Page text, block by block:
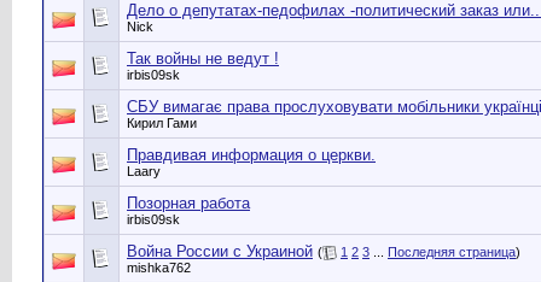
Дело о депутатах-педофилах -политический заказ
Nick
Так войны не ведут !
irbis09sk
СБУ вимагає права прослуховувати мобільники
Кирил Гами
Правдивая информация о церкви.
Laary
Позорная работа
irbis09sk
Война России с Украиной ( 1 2 3 Последняя страница)
mishka762